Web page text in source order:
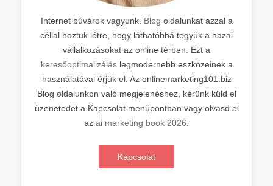
Internet búvárok vagyunk. Blog oldalunkat azzal a
céllal hoztuk létre, hogy láthatóbbá tegyük a hazai
vállalkozásokat az online térben. Ezt a
keresőoptimalizáláslegmodernebb eszközeinek a
használatával érjük el. Az onlinemarketing101.biz
Blog oldalunkon való megjelenéshez, kérünk küld el
üzenetedet a Kapcsolat menüpontban vagy olvasd el
az ai marketing book 2026
Kapcsolat